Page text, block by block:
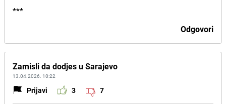
***
Odgovori
Zamisli da dodjes u Sarajevo
13.04.2026. 10:22
Prijavi 3 7